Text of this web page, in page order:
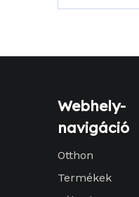
Webhely-
navigáció
Otthon
Termékek